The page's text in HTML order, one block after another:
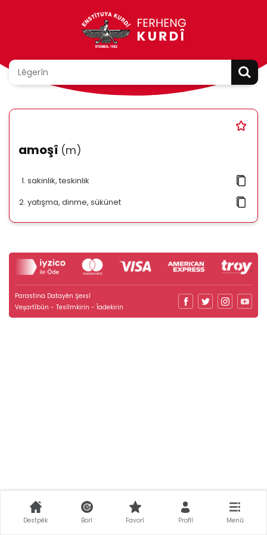
amoşî (m)
sakinlik, teskinlik
yatışma, dinme, sükünet
Parastina Datayên Şexsî
Veşartîbûn - Teslîmkirin - Îadekirin
Destpêk Borî Favorî Profîl Menû